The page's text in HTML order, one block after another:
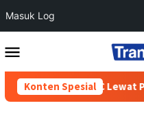
Masuk Log
ke
Mobile
Konten Spesial
Cegah 3C Lewat Patroli